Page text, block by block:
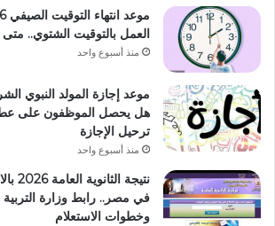
العمل بالتوقيت الشتوي.. متى
منذ أسبوع واحد
ترحيل الإجازة
منذ أسبوع واحد
في مصر.. رابط وزارة التربية
وخطوات الاستعلام